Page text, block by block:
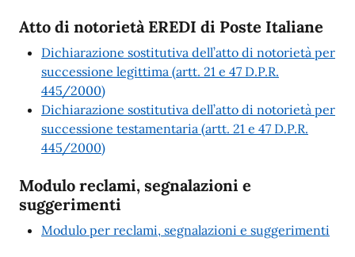
Atto di notorietà EREDI di Poste Italiane
Dichiarazione sostitutiva dell’atto di notorietà per
successione legittima (artt. 21 e 47 D.P.R.
445/2000)
Dichiarazione sostitutiva dell’atto di notorietà per
successione testamentaria (artt. 21 e 47 D.P.R.
445/2000)
Modulo reclami, segnalazioni e
suggerimenti
Modulo per reclami, segnalazioni e suggerimenti